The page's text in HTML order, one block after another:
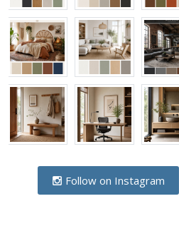
Follow on Instagram